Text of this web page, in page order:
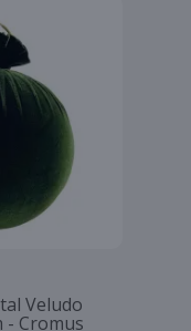
Veludo
- Cromus